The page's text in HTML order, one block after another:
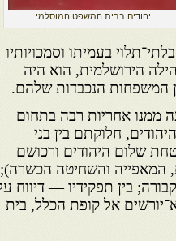
יהודים בבית המשפט המוסלמי
בעמיתו וסמכויותיו
הירושלמית, הוא היה
המשפחות הנכבדות שלהם.
ממנו אחריות רבה בתחום
חלוקתם בין בני
שלום היהודים ורכושם
המאפייה והשחיטה הכשרה);
בין תפקידיו — דיווח
אל קופת הכלל, בית